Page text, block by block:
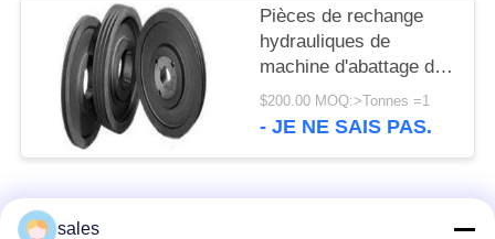
Pièces de rechange
hydrauliques de
machine d'abattage de
roues de poulie de
broyeur de cône de
$200.00 MOQ:>Tonnes =1
- JE NE SAIS PAS.
Catégories populaires
sales